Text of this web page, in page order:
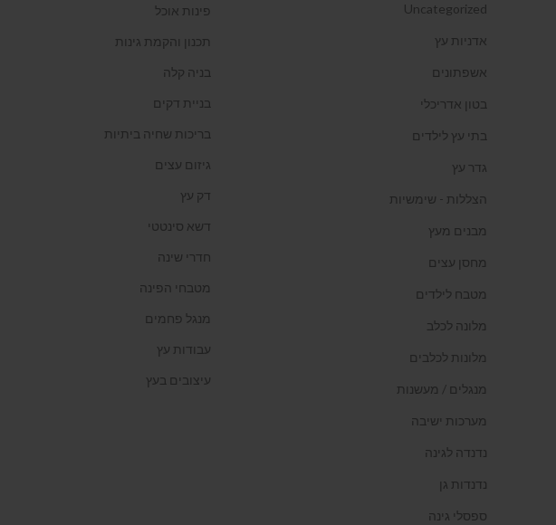
Uncategorized
אדניות עץ
אשפתונים
בטון אדריכלי
בתי עץ לילדים
גדר עץ
הצללות - שימשיות
מבנים מעץ
מחסן עצים
מטבח לילדים
מלונה לכלב
מלונות לכלבים
מנגלים / מעשנות
מערכות ישיבה
נדנדה לגינה
נדנדות גן
ספסלי גינה
פינות אוכל
תכנון והקמת גינות
בניה קלה
בניית דקים
בריכות שחיה ביתיות
גיזום עצים
דק עץ
דשא סינטטי
חדרי שינה
מטבחי הפינה
מנגל פחמים
עבודות עץ
עיצובים בעץ